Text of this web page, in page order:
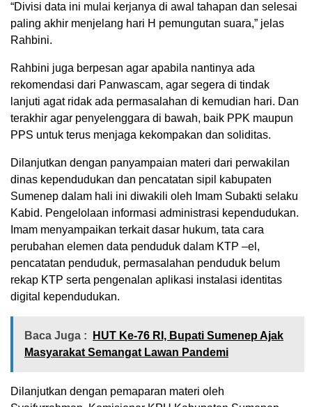
“Divisi data ini mulai kerjanya di awal tahapan dan selesai
paling akhir menjelang hari H pemungutan suara,” jelas
Rahbini.
Rahbini juga berpesan agar apabila nantinya ada
rekomendasi dari Panwascam, agar segera di tindak
lanjuti agat ridak ada permasalahan di kemudian hari. Dan
terakhir agar penyelenggara di bawah, baik PPK maupun
PPS untuk terus menjaga kekompakan dan soliditas.
Dilanjutkan dengan panyampaian materi dari perwakilan
dinas kependudukan dan pencatatan sipil kabupaten
Sumenep dalam hali ini diwakili oleh Imam Subakti selaku
Kabid. Pengelolaan informasi administrasi kependudukan.
Imam menyampaikan terkait dasar hukum, tata cara
perubahan elemen data penduduk dalam KTP –el,
pencatatan penduduk, permasalahan penduduk belum
rekap KTP serta pengenalan aplikasi instalasi identitas
digital kependudukan.
Baca Juga :
HUT Ke-76 RI, Bupati Sumenep Ajak
Masyarakat Semangat Lawan Pandemi
Dilanjutkan dengan pemaparan materi oleh